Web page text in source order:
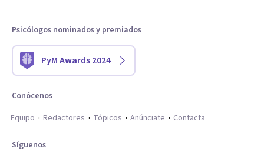
Psicólogos nominados y premiados
PyM Awards 2024
Conócenos
Equipo
Redactores Tópicos Anúnciate Contacta
Síguenos